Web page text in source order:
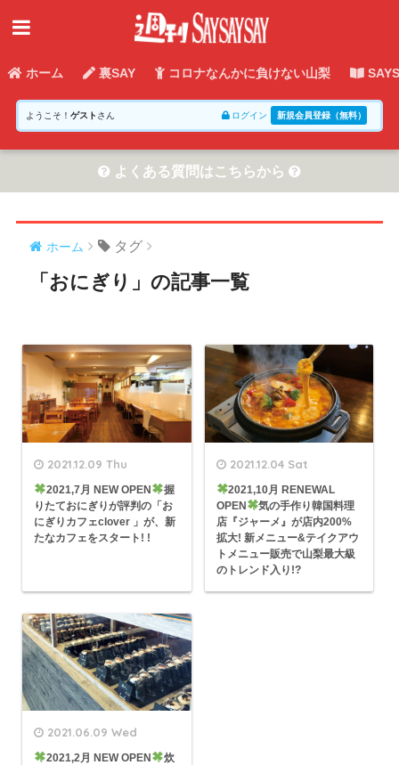
ホーム 裏SAY コロナなんかに負けない山梨
ようこそ！ ゲスト さん ログイン 新規会員登録（無料）
よくある質問はこちらから
ホーム タグ
「おにぎり」の記事一覧
2021.12.09 Thu
2021,7月 NEW OPEN
握
りたておにぎりが評判の「お
にぎりカフェclover 」が、新
たなカフェをスタート! !
2021.12.04 Sat
2021,10月 RENEWAL
OPEN
気の手作り韓国料理
店『ジャーメ』が店内200%
拡大! 新メニュー&テイクアウ
トメニュー販売で山梨最大級
のトレンド入り!?
2021.06.09 Wed
2021,2月 NEW OPEN
炊